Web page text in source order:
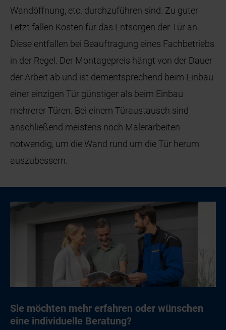
Wandöffnung, etc. durchzuführen sind. Zu guter
Letzt fallen Kosten für das Entsorgen der Tür an.
Diese entfallen bei Beauftragung eines Fachbetriebs
in der Regel. Der Montagepreis hängt von der Dauer
der Arbeit ab und ist dementsprechend beim Einbau
einer einzigen Tür günstiger als beim Einbau
mehrerer Türen. Bei einem Türaustausch sind
anschließend meistens noch Malerarbeiten
notwendig, um die Wand rund um die Tür herum
auszubessern.
Sie möchten mehr erfahren oder wünschen
eine individuelle Beratung?